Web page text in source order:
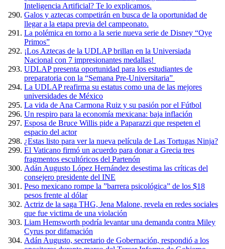
Inteligencia Artificial? Te lo explicamos.
Galos y aztecas competirán en busca de la oportunidad de
llegar a la etapa previa del campeonato.
La polémica en torno a la serie nueva serie de Disney “Oye
Primos”
¡Los Aztecas de la UDLAP brillan en la Universiada
Nacional con 7 impresionantes medallas!
UDLAP presenta oportunidad para los estudiantes de
preparatoria con la “Semana Pre-Universitaria”
La UDLAP reafirma su estatus como una de las mejores
universidades de México
La vida de Ana Carmona Ruiz y su pasión por el Fútbol
Un respiro para la economía mexicana: baja inflación
Esposa de Bruce Willis pide a Paparazzi que respeten el
espacio del actor
¿Estas listo para ver la nueva película de Las Tortugas Ninja?
El Vaticano firmó un acuerdo para donar a Grecia tres
fragmentos escultóricos del Partenón
Adán Augusto López Hernández desestima las críticas del
consejero presidente del INE
Peso mexicano rompe la ”barrera psicológica” de los $18
pesos frente al dólar
Actriz de la saga THG, Jena Malone, revela en redes sociales
que fue victima de una violación
Liam Hemsworth podría levantar una demanda contra Miley
Cyrus por difamación
Adán Augusto, secretario de Gobernación, respondió a los